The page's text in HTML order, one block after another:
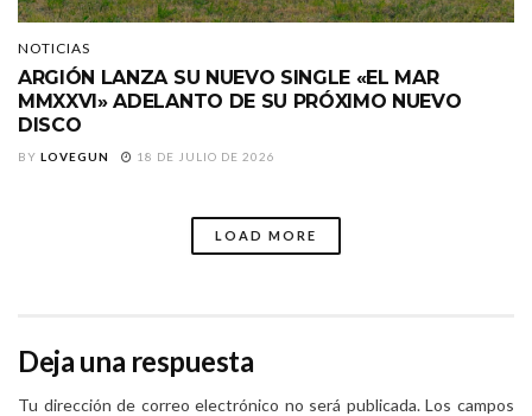
NOTICIAS
ARGIÓN LANZA SU NUEVO SINGLE «EL MAR
MMXXVI» ADELANTO DE SU PRÓXIMO NUEVO
DISCO
BY LOVEGUN 18 DE JULIO DE 2026
LOAD MORE
Deja una respuesta
Tu dirección de correo electrónico no será publicada. Los campos